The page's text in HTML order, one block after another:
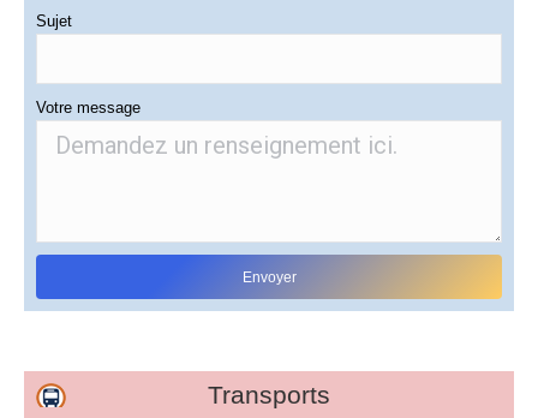
Sujet
Votre message
Transports